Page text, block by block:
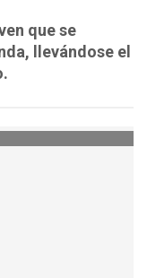
que se
llevándose el